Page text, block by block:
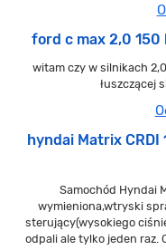
ford c max 2,0 150
witam czy w silnikach
łuszczącej
hyndai Matrix CRDI
Samochód Hyndai
wymieniona,wtryski
sterujący(wysokiego
odpali ale tylko jeden raz.